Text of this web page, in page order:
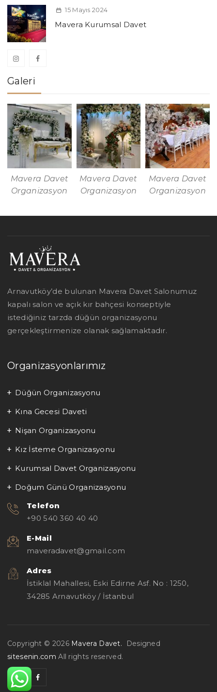
15 Mayıs 2024
Mavera Kurumsal Davet
Galeri
Mavera Davet
Organizasyon
Mavera Davet
Organizasyon
Mavera Davet
Organizasyon
Arnavutköy’de bulunan Mavera Davet Salonumuz
kapalı salon ve açık kır bahçesi konseptiyle
istediğiniz tarzda düğün organizasyonu
gerçekleştirmenize olanak sağlamaktadır.
Organizasyonlarımız
Düğün Organizasyonu
Kına Gecesi Daveti
Nişan Organizasyonu
Kız İsteme Organizasyonu
Kurumsal Davet Organizasyonu
Doğum Günü Organizasyonu
Telefon
+90 540 360 40 40
E-Mail
maveradavet@gmail.com
Adres
İstiklal Mahallesi, Eski Edirne Asf. No : 1250,
34285 Arnavutköy / İstanbul
Copyright © 2026 Mavera Davet. Designed
sitesenin.com All rights reserved.